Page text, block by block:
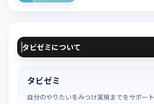
タビゼミについて
タビゼミ
自分のやりたいをみつけ実現までをサポート